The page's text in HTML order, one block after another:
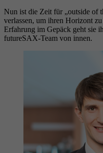
Nun ist die Zeit für „outside of
verlassen, um ihren Horizont
Erfahrung im Gepäck geht sie
futureSAX-Team von innen.